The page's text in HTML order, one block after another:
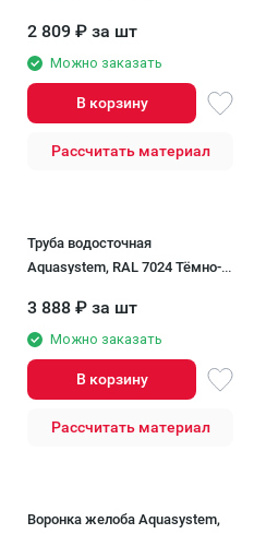
2 809 ₽ за шт
Можно заказать
В корзину
Рассчитать материал
Труба водосточная
Aquasystem, RAL 7024 Тёмно-
3 888 ₽ за шт
Можно заказать
В корзину
Рассчитать материал
Воронка желоба Aquasystem,